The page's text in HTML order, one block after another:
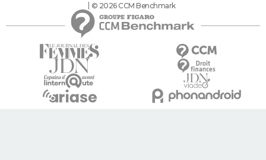
© 2026 CCM Benchmark